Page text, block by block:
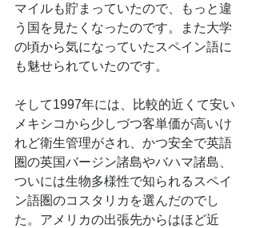
マイルも貯まっていたので、もっと違
う国を見たくなったのです。また大学
の頃から気になっていたスペイン語に
も魅せられていたのです。
そして1997年には、比較的近くて安い
メキシコから少しづつ客単価が高いけ
れど衛生管理がされ、かつ安全で英語
圏の英国バージン諸島やバハマ諸島、
ついには生物多様性で知られるスペイ
ン語圏のコスタリカを選んだのでし
た。アメリカの出張先からはほど近